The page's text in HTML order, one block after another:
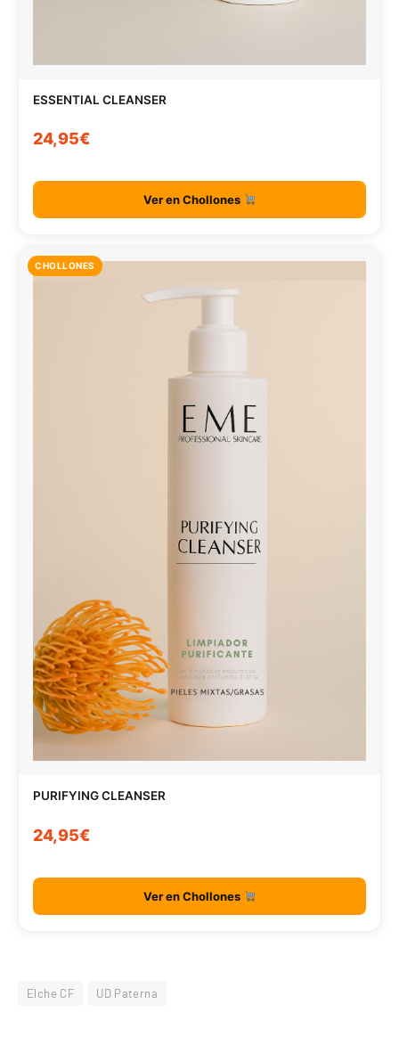
ESSENTIAL CLEANSER
24,95€
Ver en Chollones
CHOLLONES
PURIFYING CLEANSER
24,95€
Ver en Chollones
Elche CF UD Paterna